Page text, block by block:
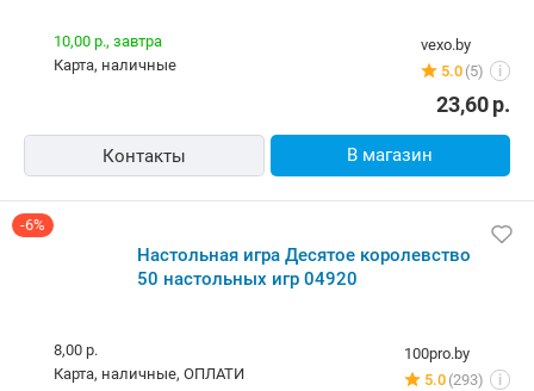
vexo.by
5.0 (5) i
10,00 р., завтра
карта, наличные
23,60р.
Контакты В магазин
-6%
Настольная игра Десятое королевство
50 настольных игр 04920
100pro.by
5.0 (293) i
8,00 р.
карта, наличные, ОПЛАТИ